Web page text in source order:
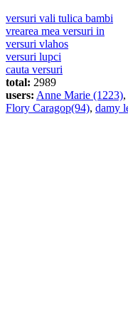
versuri vali tulica bambi
vrearea mea versuri in
versuri vlahos
versuri lupci
cauta versuri
total: 2989
users: Anne Marie (1223),
Flory Caragop(94), damy